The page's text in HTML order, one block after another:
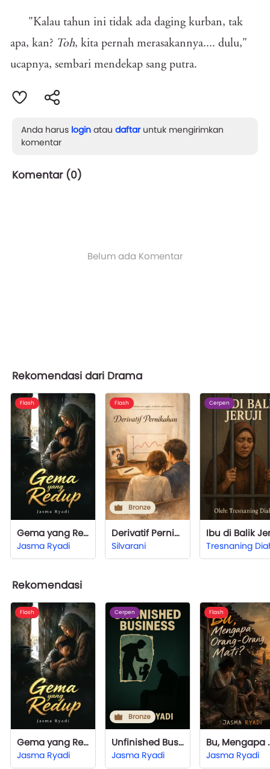
"Kalau tahun ini tidak ada daging kurban, tak
apa, kan? Toh, kita pernah merasakannya.... dulu,"
ucapnya, sembari mendekap sang putra.
Anda harus login atau daftaruntuk mengirimkan
komentar
Komentar (0)
Belum ada Komentar
Rekomendasi dari Drama
Flash
Gema yang Redup
Jasma Ryadi
Flash
Bronze
Derivatif Pernikahan
Silvarani
Cerpen
Tresnaning
Rekomendasi
Flash
Gema yang Redup
Jasma Ryadi
Cerpen
Bronze
Unfinished Business
Jasma Ryadi
Flash
Bu,
Jasma Ryadi